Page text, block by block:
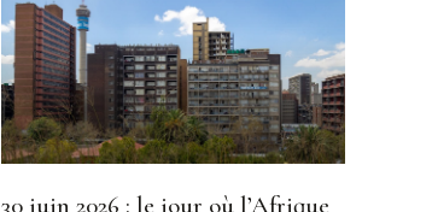
30 juin 2026 : le jour où l’Afrique